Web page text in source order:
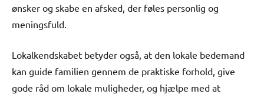
ønsker og skabe en afsked, der føles personlig og
meningsfuld.
Lokalkendskabet betyder også, at den lokale bedemand
kan guide familien gennem de praktiske forhold, give
gode råd om lokale muligheder, og hjælpe med at